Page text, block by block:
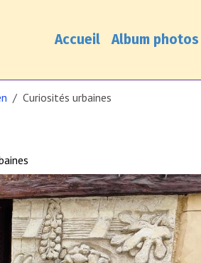
Accueil Album photos
Curiosités urbaines